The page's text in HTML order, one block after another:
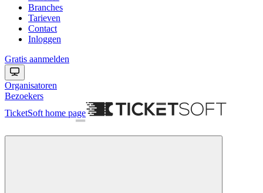
Branches
Tarieven
Contact
Inloggen
Gratis aanmelden
Organisatoren
Bezoekers
TicketSoft home page